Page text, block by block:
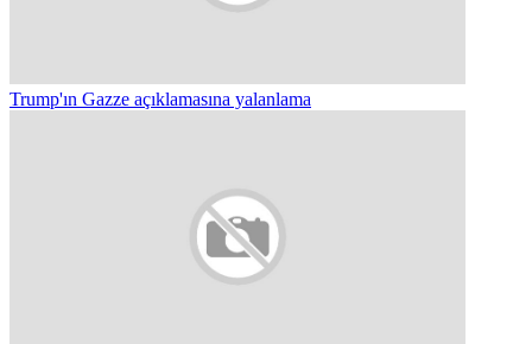
Trump'ın Gazze açıklamasına yalanlama